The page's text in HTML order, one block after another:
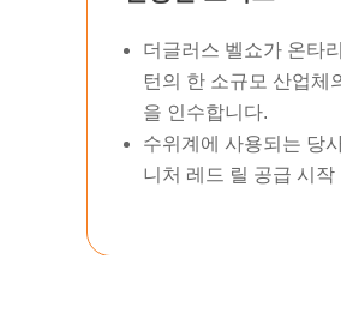
더글러스 벨쇼가 온타
턴의 한 소규모 산업체
을 인수합니다.
수위계에 사용되는 당
니처 레드 릴 공급 시작